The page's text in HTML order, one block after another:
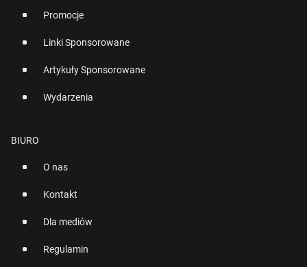
Promocje
Linki Sponsorowane
Artykuły Sponsorowane
Wydarzenia
BIURO
O nas
Kontakt
Dla mediów
Regulamin